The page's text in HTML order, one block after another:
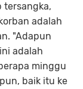
tersangka,
adalah
"Adapun
adalah
minggu
baik itu ke